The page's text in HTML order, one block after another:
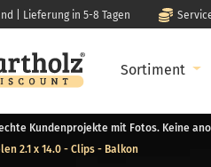
| Lieferung in 5-8 Tagen
Sortiment
Kundenprojekte mit Fotos. Keine
2.1 x 14.0 - Clips - Balkon